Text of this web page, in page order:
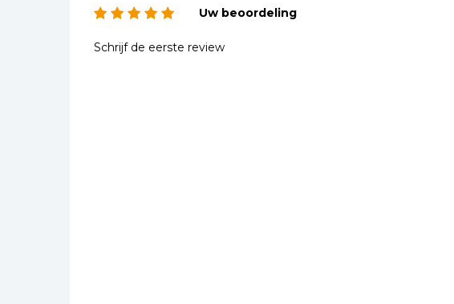
Taalstudie
Wenskaarten
Uw beoordeling
Schrijf de eerste review